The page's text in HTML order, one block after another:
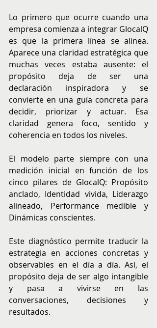
Lo primero que ocurre cuando una
empresa comienza a integrar GlocalQ
es que la primera línea se alinea.
Aparece una claridad estratégica que
muchas veces estaba ausente: el
propósito deja de ser una
declaración inspiradora y se
convierte en una guía concreta para
decidir, priorizar y actuar. Esa
claridad genera foco, sentido y
coherencia en todos los niveles.
El modelo parte siempre con una
medición inicial en función de los
cinco pilares de GlocalQ: Propósito
anclado, Identidad vivida, Liderazgo
alineado, Performance medible y
Dinámicas conscientes.
Este diagnóstico permite traducir la
estrategia en acciones concretas y
observables en el día a día. Así, el
propósito deja de ser algo intangible
y pasa a vivirse en las
conversaciones, decisiones y
resultados.